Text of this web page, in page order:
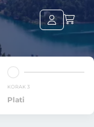
KORAK 3
Plati